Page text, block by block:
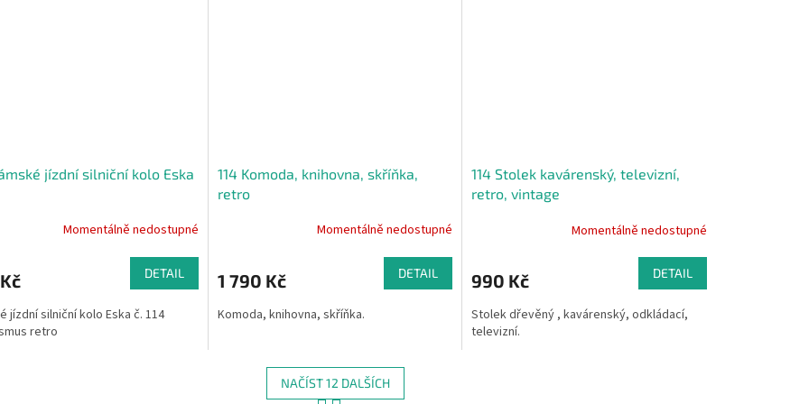
jízdní silniční kolo Eska
Momentálně nedostupné
DETAIL
jízdní silniční kolo Eska č. 114
retro
114 Komoda, knihovna, skříňka,
retro
Momentálně nedostupné
1 790 Kč DETAIL
Komoda, knihovna, skříňka.
114 Stolek kavárenský, televizní,
retro, vintage
Momentálně nedostupné
990 Kč DETAIL
Stolek dřevěný , kavárenský, odkládací,
televizní.
NAČÍST 12 DALŠÍCH